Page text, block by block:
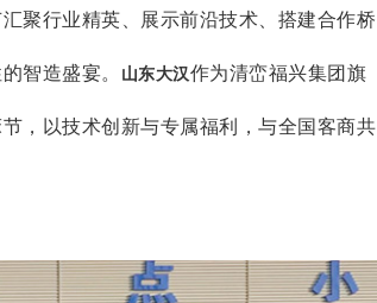
聚行业精英、展示前沿技术、搭建合作桥
智造盛宴。 山东大汉作为清峦福兴集团旗
，以技术创新与专属福利，与全国客商共